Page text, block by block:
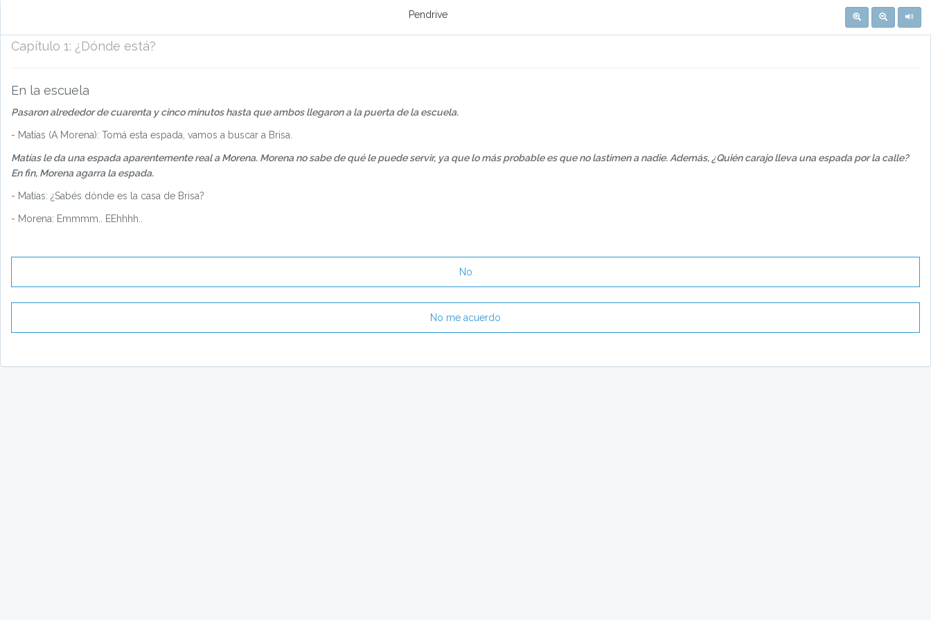
Pendrive
Capítulo 1: ¿Dónde está?
En la escuela
Pasaron alrededor de cuarenta y cinco minutos hasta que ambos llegaron a la puerta de la escuela.
- Matías (A Morena): Tomá esta espada, vamos a buscar a Brisa.
Matías le da una espada aparentemente real a Morena. Morena no sabe de qué le puede servir, ya que lo más probable es que no lastimen a nadie. Además, ¿Quién carajo lleva una espada por la calle?
En fin, Morena agarra la espada.
- Matías: ¿Sabés dónde es la casa de Brisa?
- Morena: Emmmm.. EEhhhh..
No
No me acuerdo